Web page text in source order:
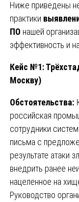
Ниже приведены
практики
ПО нашей
эффективность и
Кейс №1:
Москву)
Обстоятельства:
российская
сотрудники
письма с
результате атаки
внедрить ранее
нацеленное на
Руководство